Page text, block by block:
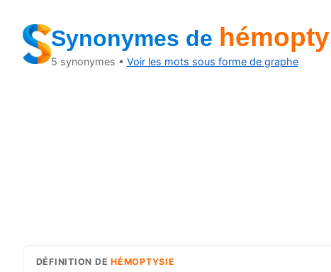
Synonymes de
5 synonymes • Voir les mots sous forme de graphe
DÉFINITION DEHÉMOPTYSIE